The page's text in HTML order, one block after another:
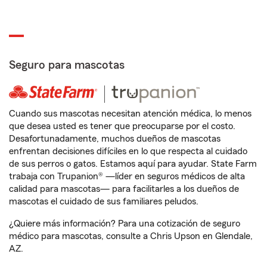
Seguro para mascotas
Cuando sus mascotas necesitan atención médica, lo menos
que desea usted es tener que preocuparse por el costo.
Desafortunadamente, muchos dueños de mascotas
enfrentan decisiones difíciles en lo que respecta al cuidado
de sus perros o gatos. Estamos aquí para ayudar. State Farm
trabaja con Trupanion® —líder en seguros médicos de alta
calidad para mascotas— para facilitarles a los dueños de
mascotas el cuidado de sus familiares peludos.
¿Quiere más información? Para una cotización de seguro
médico para mascotas, consulte a Chris Upson en Glendale,
AZ.